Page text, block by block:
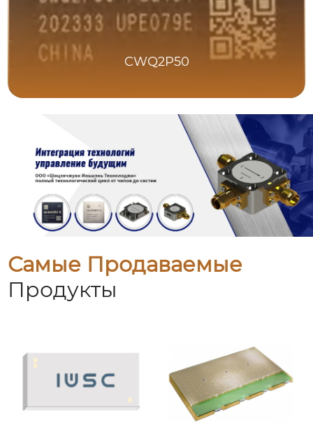
CWQ2P50
Самые Продаваемые
Продукты